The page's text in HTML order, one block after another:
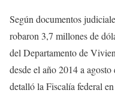
Según documentos
robaron 3,7 millones de
del Departamento de
desde el año 2014 a
detalló la Fiscalía federal